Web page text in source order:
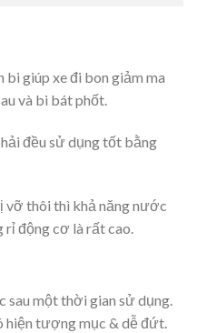
bi giúp xe đi bon giảm ma
và bi bát phốt.
đều sử dụng tốt bằng
vỡ thôi thì khả năng nước
rỉ động cơ là rất cao.
sau một thời gian sử dụng.
hiện tượng mục & dễ đứt.